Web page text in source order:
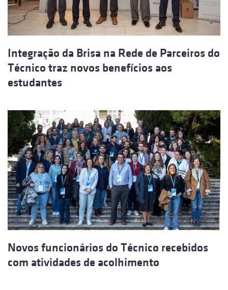
Integração da Brisa na Rede de Parceiros do
Técnico traz novos benefícios aos
estudantes
Novos funcionários do Técnico recebidos
com atividades de acolhimento